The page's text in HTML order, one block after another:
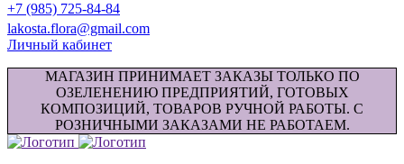
+7 (985) 725-84-84
lakosta.flora@gmail.com
Личный кабинет
МАГАЗИН ПРИНИМАЕТ ЗАКАЗЫ ТОЛЬКО ПО
ОЗЕЛЕНЕНИЮ ПРЕДПРИЯТИЙ, ГОТОВЫХ
КОМПОЗИЦИЙ, ТОВАРОВ РУЧНОЙ РАБОТЫ. С
РОЗНИЧНЫМИ ЗАКАЗАМИ НЕ РАБОТАЕМ.